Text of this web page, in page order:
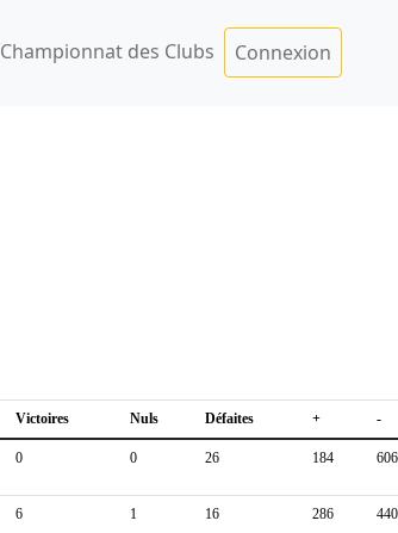
Championnat des Clubs Connexion
Victoires Nuls Défaites + -
0 0 26 184 606
6 1 16 286 440